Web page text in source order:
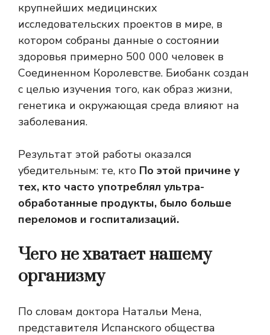
крупнейших медицинских
исследовательских проектов в мире, в
котором собраны данные о состоянии
здоровья примерно 500 000 человек в
Соединенном Королевстве. Биобанк создан
с целью изучения того, как образ жизни,
генетика и окружающая среда влияют на
заболевания.
Результат этой работы оказался
убедительным: те, кто По этой причине у
тех, кто часто употреблял ультра-
обработанные продукты, было больше
переломов и госпитализаций.
Чего не хватает нашему
организму
По словам доктора Натальи Мена,
представителя Испанского общества